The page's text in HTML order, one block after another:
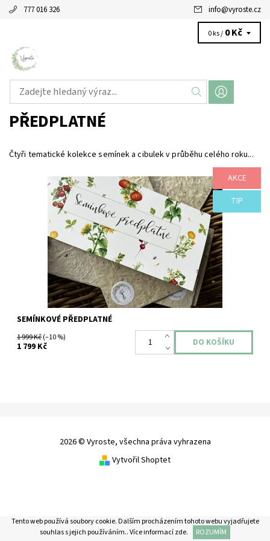
777 016 326 info@vyroste.cz
0 ks / 0 Kč
PŘEDPLATNÉ
Čtyři tematické kolekce semínek a cibulek v průběhu celého roku...
AKCE
TIP
Semínkové předplatné k objednání během celého roku! Záleží
na Vás, kdy se rozhodnete semínkové předplatné darovat.
Obdarovanému zašleme...
Dostupnost:
Skladem
SEMÍNKOVÉ PŘEDPLATNÉ
1 999 Kč(–10 %)
1 799 Kč
2026 © Vyroste, všechna práva vyhrazena
Vytvořil Shoptet
Tento web používá soubory cookie. Dalším procházením tohoto webu vyjadřujete
souhlas s jejich používáním.. Více informacízde. ROZUMÍM